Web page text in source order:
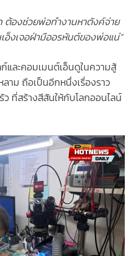
ต้องช่วยพ่อทำงานหาตังค์จ่าย
อ็งเจอฝ่ามืออรหันต์ของพ่อแน่”
และคอมเมนต์เอ็นดูในความสู้
าม ถือเป็นอีกหนึ่งเรื่องราว
ที่สร้างสีสันให้กับโลกออนไลน์